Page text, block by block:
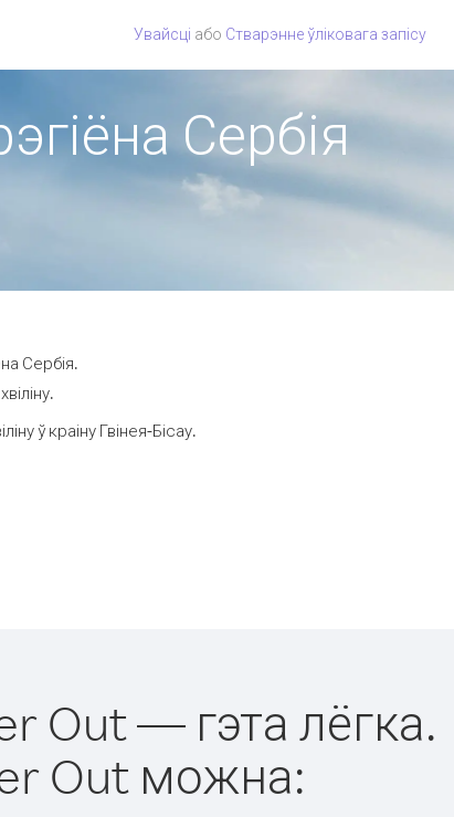
Увайсці або Стварэнне ўліковага запісу
Сербія
Сербія.
ў краіну Гвінея-Бісау.
Out — гэта лёгка.
Out можна: